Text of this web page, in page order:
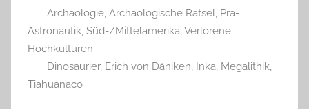
Archäologie, Archäologische Rätsel Prä-
Astronautik Süd-/Mittelamerika Verlorene
Hochkulturen
Dinosaurier, Erich von Däniken Inka Megalithik,
Tiahuanaco